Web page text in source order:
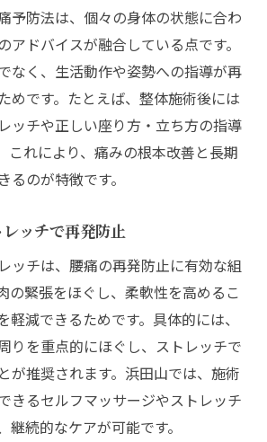
予防法は、個々の身体の状態に合わ
アドバイスが融合している点です。
なく、生活動作や姿勢への指導が再
めです。たとえば、整体施術後には
ッチや正しい座り方・立ち方の指導
これにより、痛みの根本改善と長期
るのが特徴です。
ッチで再発防止
ッチは、腰痛の再発防止に有効な組
の緊張をほぐし、柔軟性を高めるこ
軽減できるためです。具体的には、
りを重点的にほぐし、ストレッチで
が推奨されます。浜田山では、施術
きるセルフマッサージやストレッチ
継続的なケアが可能です。